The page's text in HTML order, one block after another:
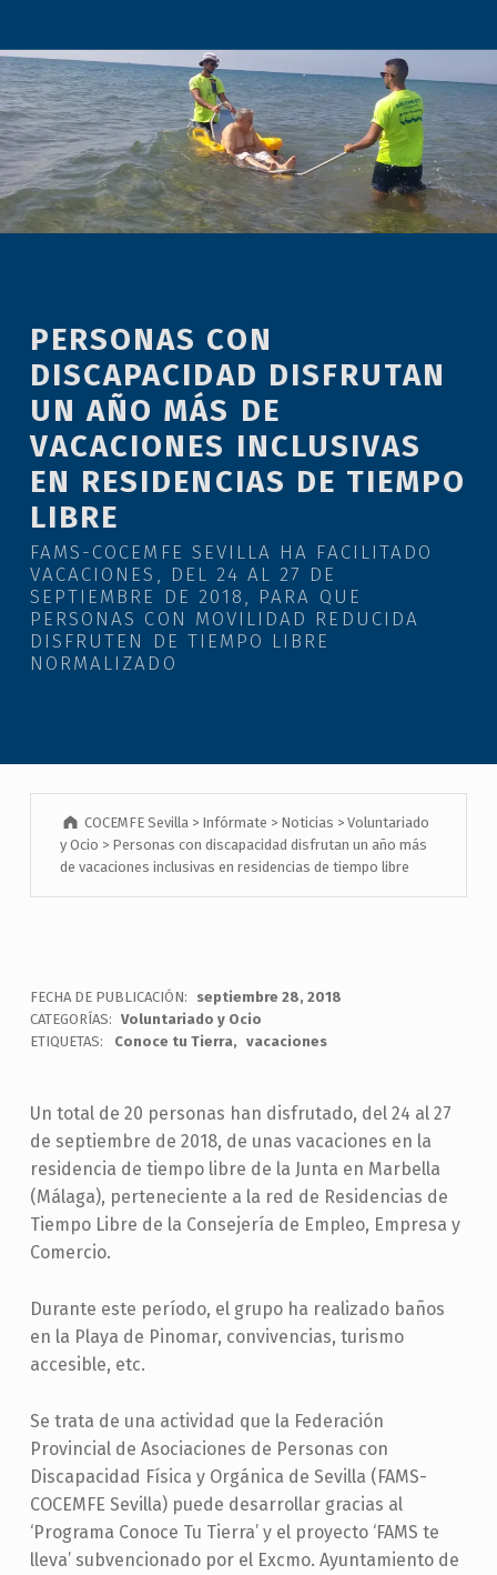
PERSONAS CON
DISCAPACIDAD DISFRUTAN
UN AÑO MÁS DE
VACACIONES INCLUSIVAS
EN RESIDENCIAS DE TIEMPO
LIBRE
FAMS-COCEMFE SEVILLA HA FACILITADO
VACACIONES, DEL 24 AL 27 DE
SEPTIEMBRE DE 2018, PARA QUE
PERSONAS CON MOVILIDAD REDUCIDA
DISFRUTEN DE TIEMPO LIBRE
NORMALIZADO
COCEMFE Sevilla > Infórmate > Noticias >Voluntariado
y Ocio > Personas con discapacidad disfrutan un año más
de vacaciones inclusivas en residencias de tiempo libre
FECHA DE PUBLICACIÓN:
septiembre 28, 2018
CATEGORÍAS: Voluntariado y Ocio
ETIQUETAS:
Conoce tu Tierra vacaciones
Un total de 20 personas han disfrutado, del 24 al 27
de septiembre de 2018, de unas vacaciones en la
residencia de tiempo libre de la Junta en Marbella
(Málaga), perteneciente a la red de Residencias de
Tiempo Libre de la Consejería de Empleo, Empresa y
Comercio.
Durante este período, el grupo ha realizado baños
en la Playa de Pinomar, convivencias, turismo
accesible, etc.
Se trata de una actividad que la Federación
Provincial de Asociaciones de Personas con
Discapacidad Física y Orgánica de Sevilla (FAMS-
COCEMFE Sevilla) puede desarrollar gracias al
‘Programa Conoce Tu Tierra’ y el proyecto ‘FAMS te
lleva’ subvencionado por el Excmo. Ayuntamiento de